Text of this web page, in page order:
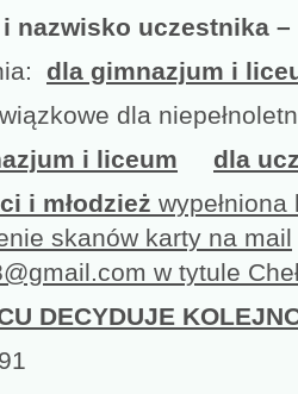
nazwisko uczestnika –
dla gimnazjum i
dla
i liceum
dla
i młodzież
skanów karty na mail
w tytule
DECYDUJE